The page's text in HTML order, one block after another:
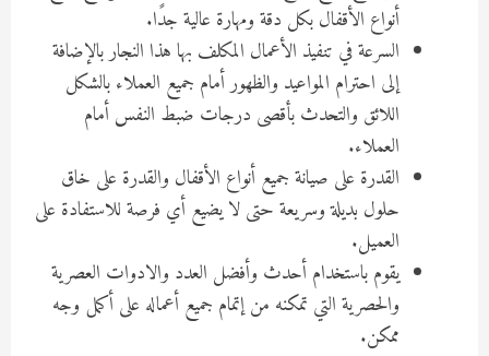
أنواع الأقفال بكل دقة ومهارة عالية جدًا.
السرعة في تنفيذ الأعمال المكلف بها هذا النجار بالإضافة
إلى احترام المواعيد والظهور أمام جميع العملاء بالشكل
اللائق والتحدث بأقصى درجات ضبط النفس أمام
العملاء.
القدرة على صيانة جميع أنواع الأقفال والقدرة على خاق
حلول بديلة وسريعة حتى لا يضيع أي فرصة للاستفادة على
العميل.
يقوم باستخدام أحدث وأفضل العدد والادوات العصرية
والحصرية التي تمكنه من إتمام جميع أعماله على أكمل وجه
ممكن.